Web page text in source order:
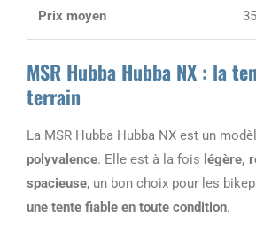
Prix moyen
MSR Hubba Hubba NX : la
terrain
La MSR Hubba Hubba NX est un
polyvalence. Elle est à la fois légère,
spacieuse, un bon choix pour les
une tente fiable en toute condition.